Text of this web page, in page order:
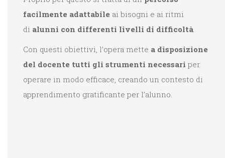
facilmente adattabile ai bisogni e ai ritmi
di alunni con differenti livelli di difficoltà.
Con questi obiettivi, l’opera mette a disposizione
del docente tutti gli strumenti necessari per
operare in modo efficace, creando un contesto di
apprendimento gratificante per l’alunno.